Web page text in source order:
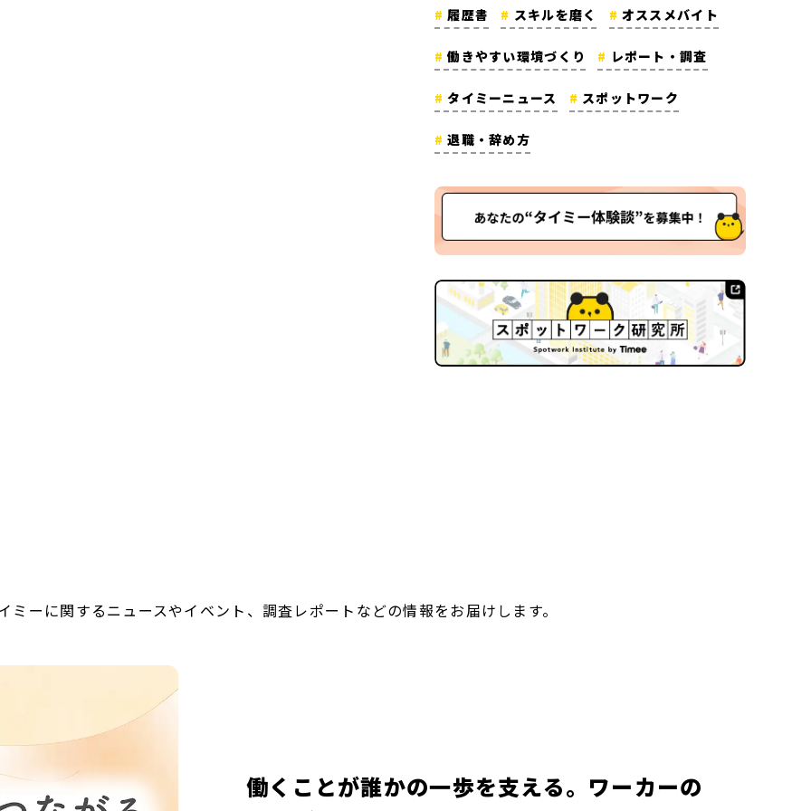
履歴書 スキルを磨く オススメバイト
働きやすい環境づくり レポート・調査
タイミーニュース スポットワーク
退職・辞め方
ミーに関するニュースやイベント、調査レポートなどの情報をお届けします。
働くことが誰かの一歩を支える。ワーカーの